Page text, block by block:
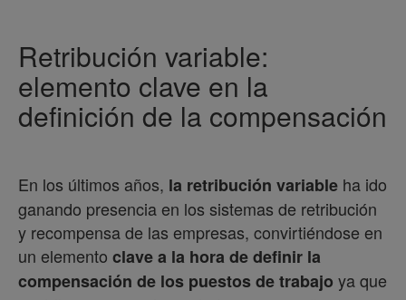
Retribución variable:
elemento clave en la
definición de la compensación
En los últimos años, la retribución variable ha ido
ganando presencia en los sistemas de retribución
y recompensa de las empresas, convirtiéndose en
un elemento clave a la hora de definir la
compensación de los puestos de trabajo ya que